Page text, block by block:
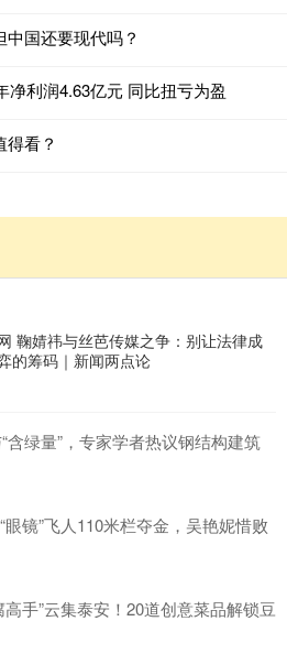
国还要现代吗？
净利润4.63亿元 同比扭亏为盈
看？
鞠婧祎与丝芭传媒之争：别让法律成
的筹码｜新闻两点论
含绿量”，专家学者热议钢结构建筑
镜”飞人110米栏夺金，吴艳妮惜败
手”云集泰安！20道创意菜品解锁豆